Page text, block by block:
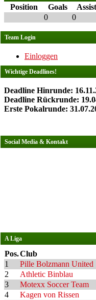
Position Goals
0
0
Team Login
Einloggen
Wichtige Deadlines!
Deadline Hinrunde:
Deadline Rückrunde:
Erste Pokalrunde:
Social Media & Kontakt
A Liga
Pos.Club
1
Pille Bolzmann United
2
Athletic Binblau
3
Motexx Soccer Team
4
Kagen von Rissen